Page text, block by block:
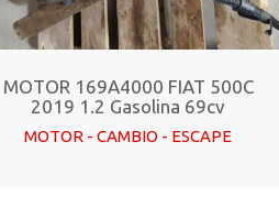
MOTOR 169A4000 FIAT 500C
2019 1.2 Gasolina 69cv
MOTOR - CAMBIO - ESCAPE